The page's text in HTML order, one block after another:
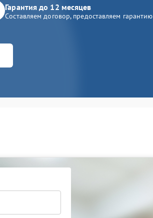
Гарантия до 12 месяцев
Составляем договор, предоставляем гарантию